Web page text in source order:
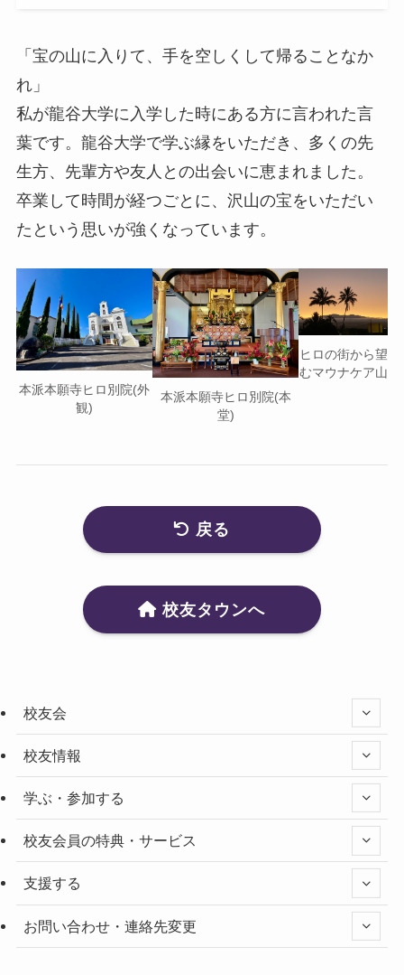
「宝の山に入りて、手を空しくして帰ることなか
れ」
私が龍谷大学に入学した時にある方に言われた言
葉です。龍谷大学で学ぶ縁をいただき、多くの先
生方、先輩方や友人との出会いに恵まれました。
卒業して時間が経つごとに、沢山の宝をいただい
たという思いが強くなっています。
本派本願寺ヒロ別院(外
観)
本派本願寺ヒロ別院(本
堂)
ヒロの街から望
むマウナケア山
戻る
校友タウンへ
校友会
校友情報
学ぶ・参加する
校友会員の特典・サービス
支援する
お問い合わせ・連絡先変更